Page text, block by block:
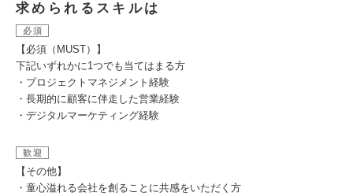
求められるスキルは
必須
【必須（MUST）】
下記いずれかに1つでも当てはまる方
・プロジェクトマネジメント経験
・長期的に顧客に伴走した営業経験
・デジタルマーケティング経験
歓迎
【その他】
・童心溢れる会社を創ることに共感をいただく方